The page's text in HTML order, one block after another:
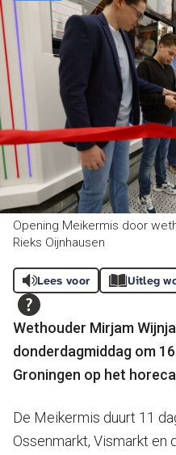
Opening Meikermis door
Rieks Oijnhausen
Lees voor Uitleg
Wethouder Mirjam
donderdagmiddag om
Groningen op het
De Meikermis duurt 11
Ossenmarkt, Vismarkt en